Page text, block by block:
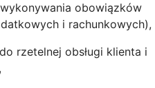
obowiązków
i rachunkowych),
rzetelnej obsługi klienta i